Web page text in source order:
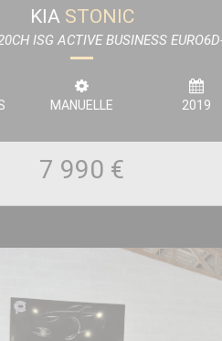
KIA STONIC
ISG ACTIVE BUSINESS
MANUELLE 2019
7 990 €